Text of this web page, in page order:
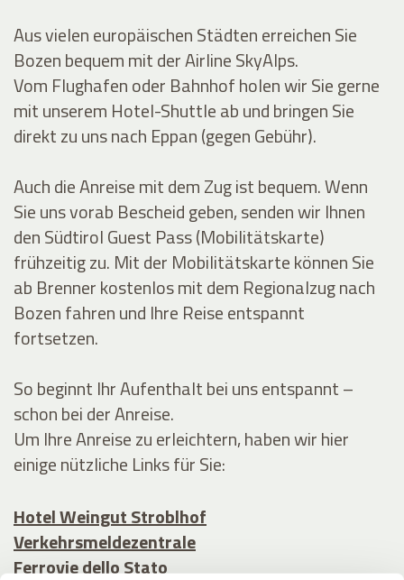
Aus vielen europäischen Städten erreichen Sie
Bozen bequem mit der Airline SkyAlps.
Vom Flughafen oder Bahnhof holen wir Sie gerne
mit unserem Hotel-Shuttle ab und bringen Sie
direkt zu uns nach Eppan (gegen Gebühr).
Auch die Anreise mit dem Zug ist bequem. Wenn
Sie uns vorab Bescheid geben, senden wir Ihnen
den Südtirol Guest Pass (Mobilitätskarte)
frühzeitig zu. Mit der Mobilitätskarte können Sie
ab Brenner kostenlos mit dem Regionalzug nach
Bozen fahren und Ihre Reise entspannt
fortsetzen.
So beginnt Ihr Aufenthalt bei uns entspannt –
schon bei der Anreise.
Um Ihre Anreise zu erleichtern, haben wir hier
einige nützliche Links für Sie:
Hotel Weingut Stroblhof
Verkehrsmeldezentrale
Ferrovie dello Stato